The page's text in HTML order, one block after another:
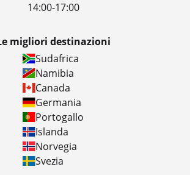
14:00-17:00
migliori destinazioni
Sudafrica
Namibia
Canada
Germania
Portogallo
Islanda
Norvegia
Svezia